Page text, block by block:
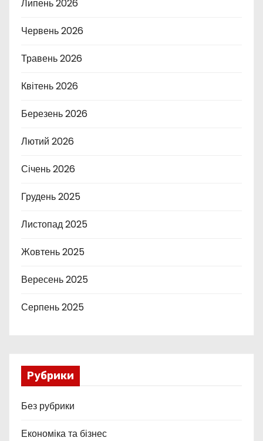
Липень 2026
Червень 2026
Травень 2026
Квітень 2026
Березень 2026
Лютий 2026
Січень 2026
Грудень 2025
Листопад 2025
Жовтень 2025
Вересень 2025
Серпень 2025
Рубрики
Без рубрики
Економіка та бізнес